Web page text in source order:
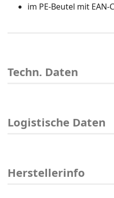
im PE-Beutel mit EAN-
Techn. Daten
Logistische Daten
Herstellerinfo